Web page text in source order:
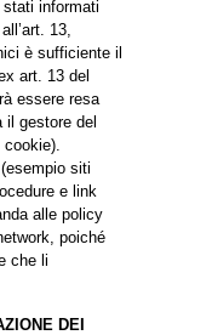
informati
13,
è sufficiente il
art. 13 del
essere resa
il gestore del
siti
e link
alle policy
poiché
che li
DEI